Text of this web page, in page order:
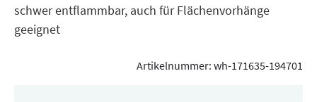
schwer entflammbar, auch für Flächenvorhänge
geeignet
Artikelnummer: wh-171635-194701